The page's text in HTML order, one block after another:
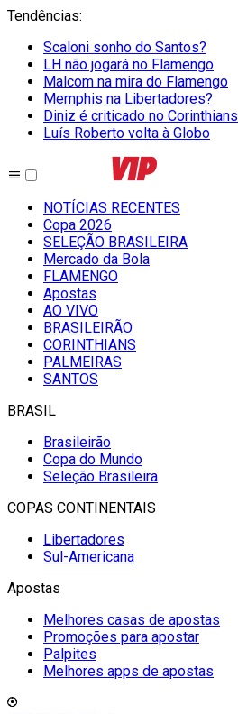
Tendências:
Scaloni sonho do Santos?
LH não jogará no Flamengo
Malcom na mira do Flamengo
Memphis na Libertadores?
Diniz é criticado no Corinthians
Luís Roberto volta à Globo
NOTÍCIAS RECENTES
Copa 2026
SELEÇÃO BRASILEIRA
Mercado da Bola
FLAMENGO
Apostas
AO VIVO
BRASILEIRÃO
CORINTHIANS
PALMEIRAS
SANTOS
BRASIL
Brasileirão
Copa do Mundo
Seleção Brasileira
COPAS CONTINENTAIS
Libertadores
Sul-Americana
Apostas
Melhores casas de apostas
Promoções para apostar
Palpites
Melhores apps de apostas